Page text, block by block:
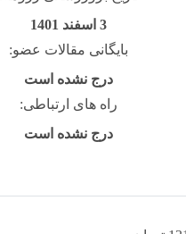
بایگانی مقالات عضو:
درج نشده است
راه های ارتباطی:
درج نشده است